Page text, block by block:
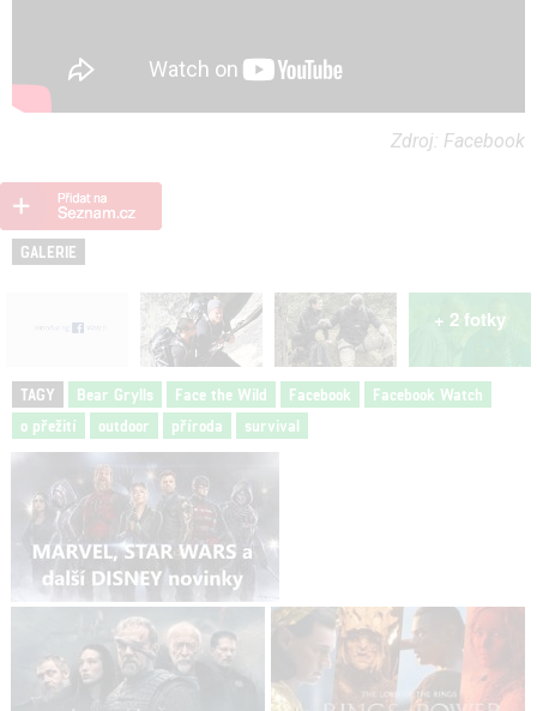
Zdroj: Facebook
GALERIE
+ 2 fotky
TAGY Bear Grylls Face the Wild Facebook
Facebook Watch
o přežití
outdoor příroda survival